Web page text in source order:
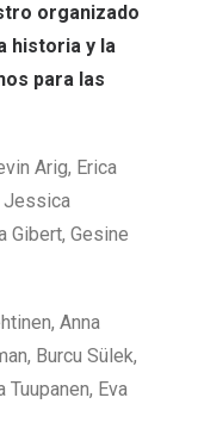
organizado
historia y la
para las
Arig, Erica
Jessica
Gibert, Gesine
Anna
Burcu Sülek,
Tuupanen, Eva